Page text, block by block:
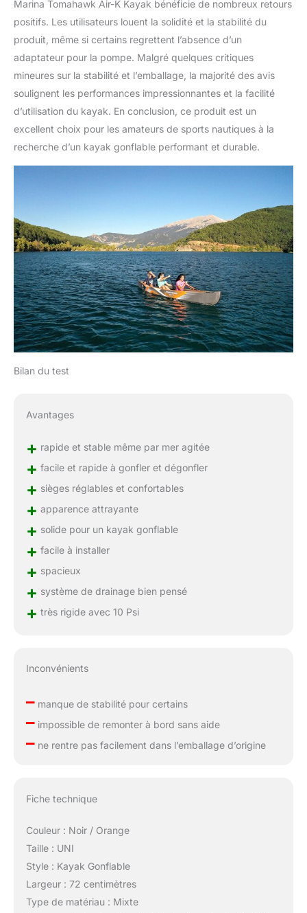
Marina Tomahawk Air-K Kayak bénéficie de nombreux retours
positifs. Les utilisateurs louent la solidité et la stabilité du
produit, même si certains regrettent l’absence d’un
adaptateur pour la pompe. Malgré quelques critiques
mineures sur la stabilité et l’emballage, la majorité des avis
soulignent les performances impressionnantes et la facilité
d’utilisation du kayak. En conclusion, ce produit est un
excellent choix pour les amateurs de sports nautiques à la
recherche d’un kayak gonflable performant et durable.
Bilan du test
Avantages
+ rapide et stable même par mer agitée
+ facile et rapide à gonfler et dégonfler
+ sièges réglables et confortables
+ apparence attrayante
+ solide pour un kayak gonflable
+ facile à installer
+ spacieux
+ système de drainage bien pensé
+ très rigide avec 10 Psi
Inconvénients
–manque de stabilité pour certains
–impossible de remonter à bord sans aide
–ne rentre pas facilement dans l’emballage d’origine
Fiche technique
Couleur : Noir / Orange
Taille : UNI
Style : Kayak Gonflable
Largeur : 72 centimètres
Type de matériau : Mixte